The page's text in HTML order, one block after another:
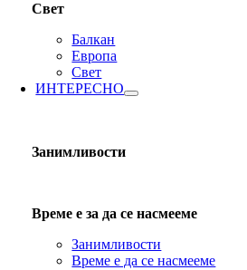
Свет
Балкан
Европа
Свет
ИНТЕРЕСНО
Занимливости
Време е за да се насмееме
Занимливости
Време е да се насмееме